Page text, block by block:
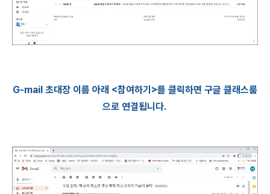
G-mail 초대장 이름 아래 <참여하기>를 클릭하면 구글 클래스룸
으로 연결됩니다.